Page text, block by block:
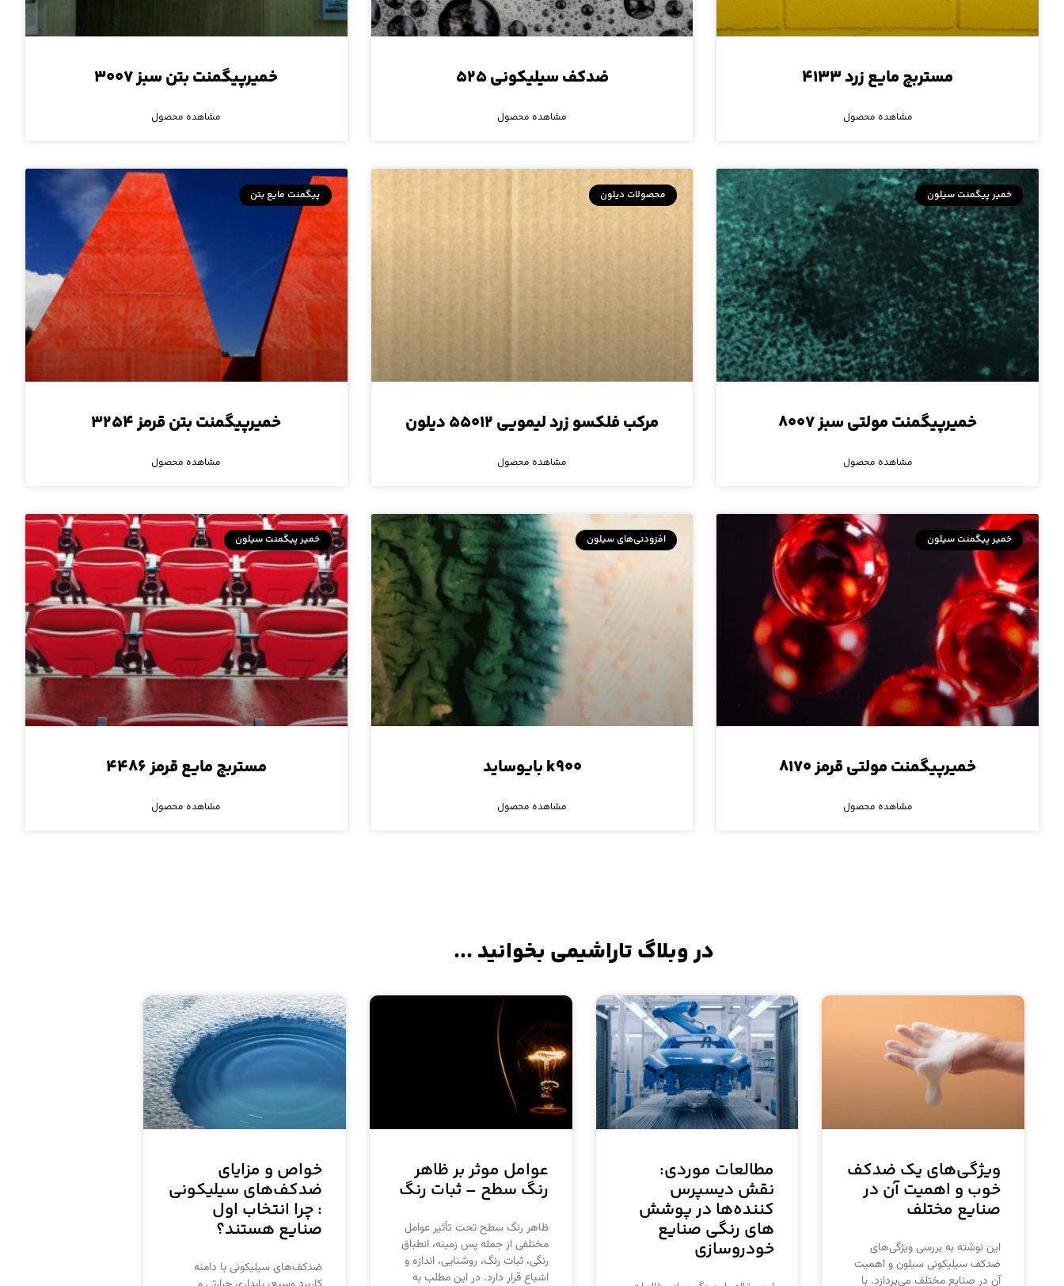
مستربچ مایع زرد ۴۱۳۳
مشاهده محصول
ضدکف سیلیکونی ۵۲۵
مشاهده محصول
خمیرپیگمنت بتن سبز ۳۰۰۷
مشاهده محصول
خمیر پیگمنت سیلون
خمیرپیگمنت مولتی سبز ۸۰۰۷
مشاهده محصول
محصولات دیلون
مرکب فلکسو زرد لیمویی ۵۵۰۱۲ دیلون
مشاهده محصول
پیگمنت مایع بتن
خمیرپیگمنت بتن قرمز ۳۲۵۴
مشاهده محصول
خمیر پیگمنت سیلون
خمیرپیگمنت مولتی قرمز ۸۱۷۰
مشاهده محصول
افزودنی‌های سیلون
k۹۰۰ بایوساید
مشاهده محصول
خمیر پیگمنت سیلون
مستربچ مایع قرمز ۴۴۸۶
مشاهده محصول
در وبلاگ تاراشیمی بخوانید ...
ویژگی‌های یک ضدکف
خوب و اهمیت آن در
صنایع مختلف
این نوشته به بررسی ویژگی‌های
ضدکف سیلیکونی سیلون و اهمیت
آن در صنایع مختلف می‌پردازد. با
مطالعات موردی:
نقش دیسپرس
کننده‌ها در پوشش
های رنگی صنایع
خودروسازی
عوامل موثر بر ظاهر
رنگ سطح – ثبات رنگ
ظاهر رنگ سطح تحت تأثیر عوامل
مختلفی از جمله پس زمینه، انطباق
رنگی، ثبات رنگ، روشنایی، اندازه و
اشباع قرار دارد. در این مطلب به
خواص و مزایای
ضدکف‌های سیلیکونی
: چرا انتخاب اول
صنایع هستند؟
ضدکف‌های سیلیکونی با دامنه